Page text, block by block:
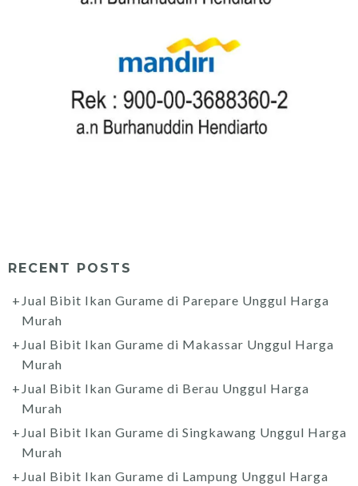
RECENT POSTS
Jual Bibit Ikan Gurame di Parepare Unggul Harga
Murah
Jual Bibit Ikan Gurame di Makassar Unggul Harga
Murah
Jual Bibit Ikan Gurame di Berau Unggul Harga
Murah
Jual Bibit Ikan Gurame di Singkawang Unggul Harga
Murah
Jual Bibit Ikan Gurame di Lampung Unggul Harga